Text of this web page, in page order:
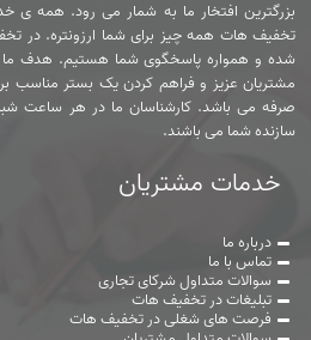
بزرگترین افتخار ما به شمار می رود. همه ی
تخفیف هات همه چیز برای شما ارزونتره.
شده و همواره پاسخگوی شما هستیم. هدف
مشتریان عزیز و فراهم کردن یک بستر مناسب
صرفه می باشد. کارشناسان ما در هر ساعت
سازنده شما می باشند.
خدمات مشتریان
درباره ما
تماس با ما
سوالات متداول شرکای تجاری
تبلیغات در تخفیف هات
فرصت های شغلی در تخفیف هات